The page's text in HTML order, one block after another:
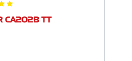
TT HM